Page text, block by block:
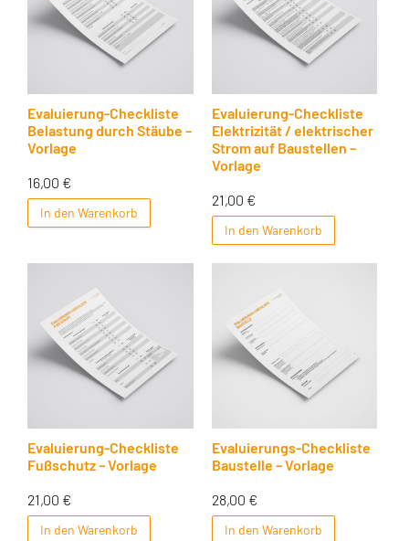
Evaluierung-Checkliste
Belastung durch Stäube –
Vorlage
16,00 €
In den Warenkorb
Evaluierung-Checkliste
Elektrizität / elektrischer
Strom auf Baustellen –
Vorlage
21,00 €
In den Warenkorb
Evaluierung-Checkliste
Fußschutz – Vorlage
21,00 €
In den Warenkorb
Evaluierungs-Checkliste
Baustelle – Vorlage
28,00 €
In den Warenkorb